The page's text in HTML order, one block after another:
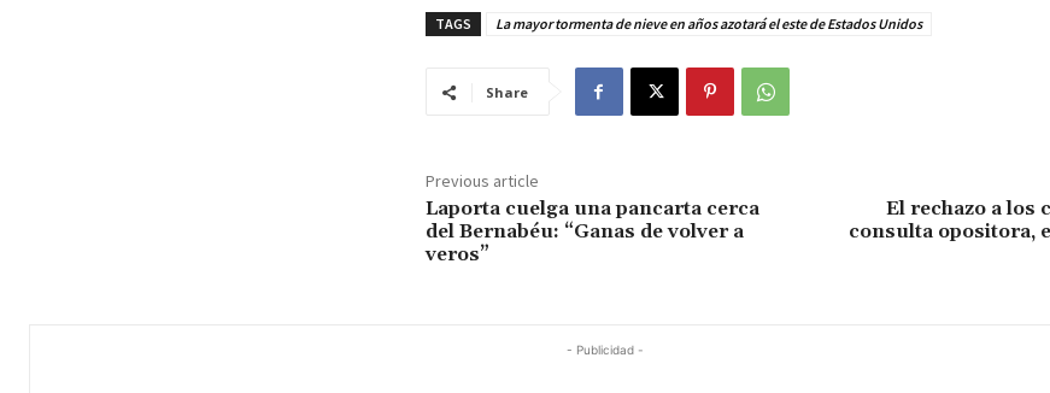
TAGS La mayor tormenta de nieve en años azotará el este de Estados Unidos
Share
Previous article
Laporta cuelga una pancarta cerca
del Bernabéu: “Ganas de volver a
veros”
El rechazo a los
consulta opositora,
- Publicidad -